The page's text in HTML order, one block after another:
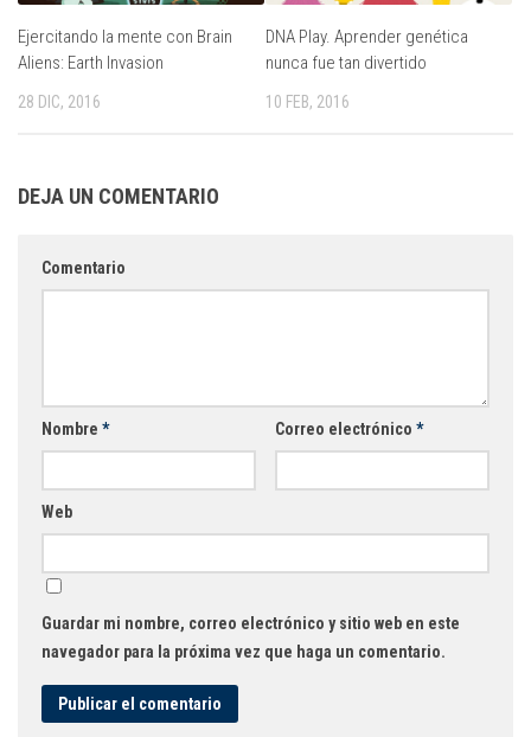
Ejercitando la mente con Brain
Aliens: Earth Invasion
28 DIC, 2016
DNA Play. Aprender genética
nunca fue tan divertido
10 FEB, 2016
DEJA UN COMENTARIO
Comentario
Nombre * Correo electrónico *
Web
Guardar mi nombre, correo electrónico y sitio web en este
navegador para la próxima vez que haga un comentario.